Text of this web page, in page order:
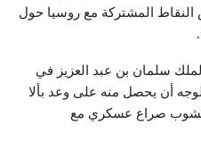
النقاط المشتركة مع روسيا حول
.
سلمان بن عبد العزيز في
لوجه أن يحصل منه على وعد بألا
نشوب صراع عسكري مع